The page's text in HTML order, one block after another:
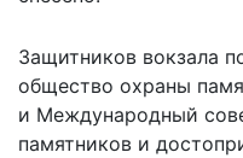
Защитников вокзала
общество охраны
и Международный
памятников и